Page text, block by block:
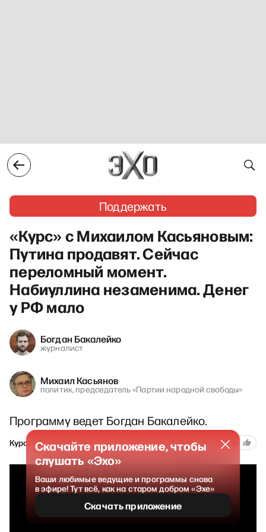
Поддержать
«Курс» с Михаилом Касьяновым:
Путина продавят. Сейчас
переломный момент.
Набиуллина незаменима. Денег
у РФ мало
Богдан Бакалейко
журналист
Михаил Касьянов
политик, председатель «Партии народной свободы»
Программу ведет Богдан Бакалейко.
Курс 27 июля 2025 200
Скачайте приложение, чтобы
слушать «Эхо»
Ваши любимые ведущие и программы снова
в эфире! Тут всё, как на старом добром «Эхе»
Скачать приложение